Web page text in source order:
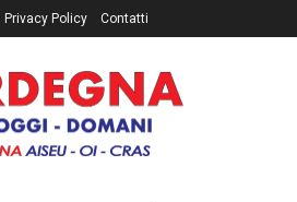
Privacy Policy Contatti